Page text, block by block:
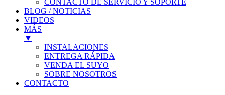
CONTACTO DE SERVICIO Y SOPORTE
BLOG / NOTICIAS
VIDEOS
MÁS
▼
INSTALACIONES
ENTREGA RÁPIDA
VENDA EL SUYO
SOBRE NOSOTROS
CONTACTO